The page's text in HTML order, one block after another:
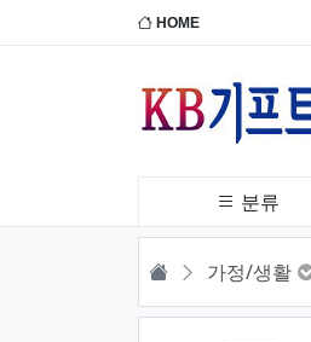
HOME
분류
HOME 가정/생활